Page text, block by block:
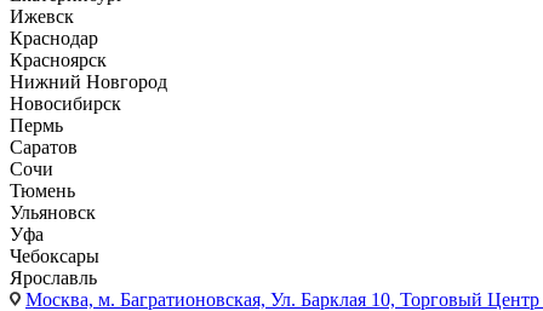
Ижевск
Краснодар
Красноярск
Нижний Новгород
Новосибирск
Пермь
Саратов
Сочи
Тюмень
Ульяновск
Уфа
Чебоксары
Ярославль
Москва, м. Багратионовская, Ул. Барклая 10, Торговый